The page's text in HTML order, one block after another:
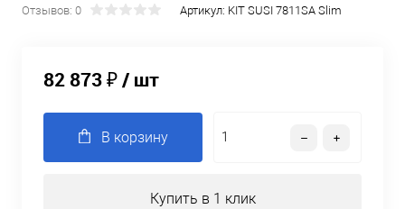
Отзывов: 0 Артикул: KIT SUSI 7811SA Slim
82 873 ₽/ шт
В корзину
Купить в 1 клик